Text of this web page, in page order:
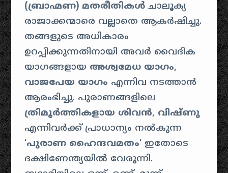
(ബ്രാഹ്മണ) മതരീതികൾ ചാലൂക്യ
രാജാക്കന്മാരെ വല്ലാതെ ആകർഷിച്ചു.
തങ്ങളുടെ അധികാരം
ഉറപ്പിക്കുന്നതിനായി അവർ വൈദിക
യാഗങ്ങളായ അശ്വമേധ യാഗം,
വാജപേയ യാഗം എന്നിവ നടത്താൻ
ആരംഭിച്ചു. പുരാണങ്ങളിലെ
ത്രിമൂർത്തികളായ ശിവൻ, വിഷ്ണു
എന്നിവർക്ക് പ്രാധാന്യം നൽകുന്ന
‘പുരാണ ഹൈന്ദവമതം‘ ഇതോടെ
ദക്ഷിണേന്ത്യയിൽ വേരൂന്നി.